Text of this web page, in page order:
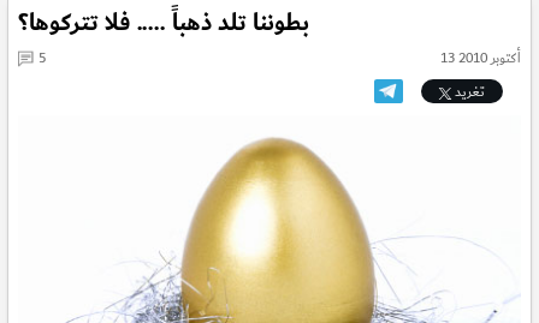
بطوننا تلد ذهباً ..... فلا تتركوها؟
13 أكتوبر 2010
5
تغريد